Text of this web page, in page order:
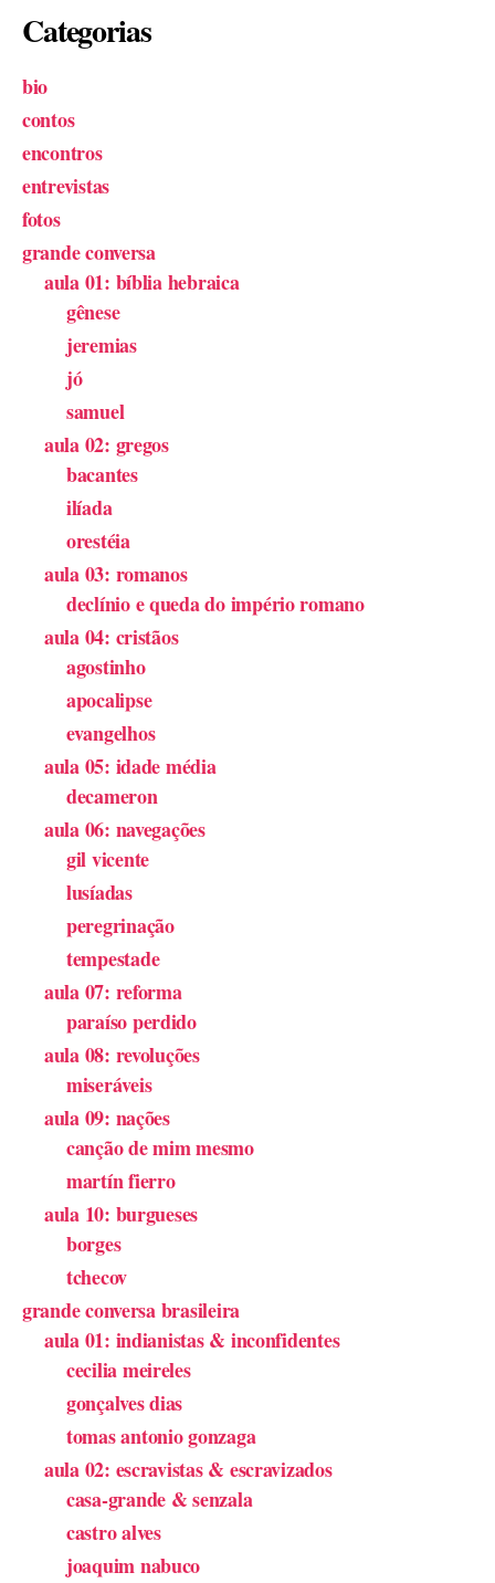
Categorias
bio
contos
encontros
entrevistas
fotos
grande conversa
aula 01: bíblia hebraica
gênese
jeremias
jó
samuel
aula 02: gregos
bacantes
ilíada
orestéia
aula 03: romanos
declínio e queda do império romano
aula 04: cristãos
agostinho
apocalipse
evangelhos
aula 05: idade média
decameron
aula 06: navegações
gil vicente
lusíadas
peregrinação
tempestade
aula 07: reforma
paraíso perdido
aula 08: revoluções
miseráveis
aula 09: nações
canção de mim mesmo
martín fierro
aula 10: burgueses
borges
tchecov
grande conversa brasileira
aula 01: indianistas & inconfidentes
cecilia meireles
gonçalves dias
tomas antonio gonzaga
aula 02: escravistas & escravizados
casa-grande & senzala
castro alves
joaquim nabuco